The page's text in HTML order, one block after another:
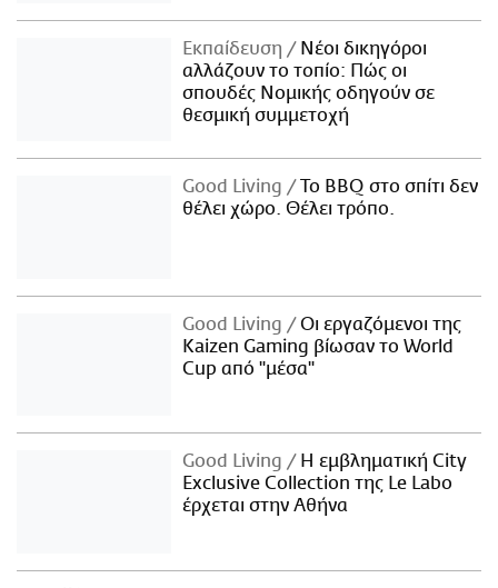
Εκπαίδευση
Νέοι δικηγόροι
αλλάζουν το τοπίο: Πώς οι
σπουδές Νομικής οδηγούν σε
θεσμική συμμετοχή
Good Living
Το BBQ στο σπίτι δεν
θέλει χώρο. Θέλει τρόπο.
Good Living
Οι εργαζόμενοι της
Kaizen Gaming βίωσαν το World
Cup από "μέσα"
Good Living
Η εμβληματική City
Exclusive Collection της Le Labo
έρχεται στην Αθήνα